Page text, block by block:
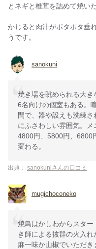
とネギと椎茸を詰めて焼い
かじると肉汁がポタポタ垂
うです。
sanokuni
焼き場を眺められる大
6名向けの個室もある。
間で、器や設えも洗練
にふさわしい雰囲気。メ
4800円、5800円、6800
変わる。
出典： sanokuniさんの口コミ
mugichoconeko
焼鳥はかしわからスタ
き師による抜群の火入
麻一味か山椒でいただ